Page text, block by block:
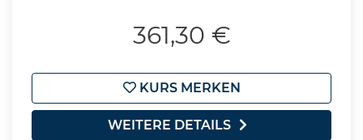
361,30 €
KURS MERKEN
WEITERE DETAILS